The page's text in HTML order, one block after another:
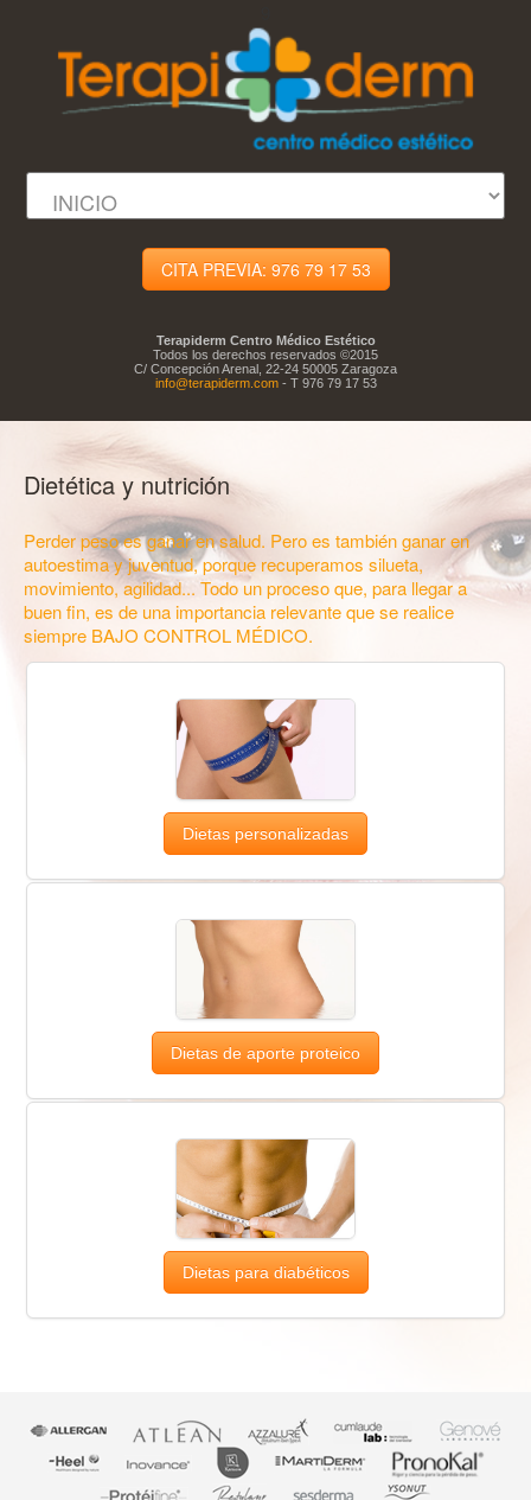
CITA PREVIA: 976 79 17 53
Terapiderm Centro Médico Estético
Todos los derechos reservados ©2015
C/ Concepción Arenal, 22-24 50005 Zaragoza
info@terapiderm.com- T 976 79 17 53
Dietética y nutrición
Perder peso es ganar en salud. Pero es también ganar en
autoestima y juventud, porque recuperamos silueta,
movimiento, agilidad... Todo un proceso que, para llegar a
buen fin, es de una importancia relevante que se realice
siempre BAJO CONTROL MÉDICO.
Dietas personalizadas
Dietas de aporte proteico
Dietas para diabéticos